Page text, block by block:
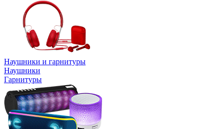
Наушники и гарнитуры
Наушники
Гарнитуры